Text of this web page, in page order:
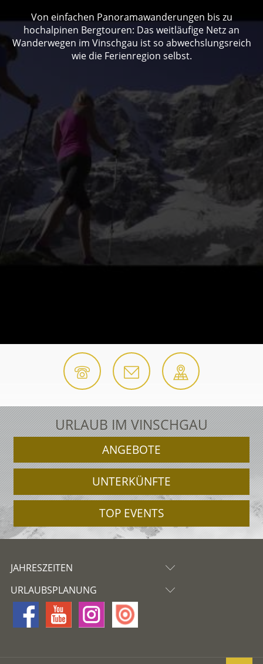
Von einfachen Panoramawanderungen bis zu
hochalpinen Bergtouren: Das weitläufige Netz an
Wanderwegen im Vinschgau ist so abwechslungsreich
wie die Ferienregion selbst.
URLAUB IM VINSCHGAU
ANGEBOTE
UNTERKÜNFTE
TOP EVENTS
JAHRESZEITEN
URLAUBSPLANUNG